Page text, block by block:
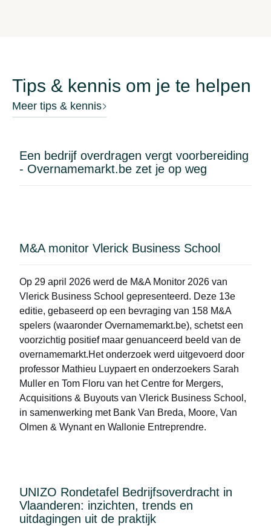
Tips & kennis om je te helpen
Meer tips & kennis
Een bedrijf overdragen vergt voorbereiding
- Overnamemarkt.be zet je op weg
M&A monitor Vlerick Business School
Op 29 april 2026 werd de M&A Monitor 2026 van
Vlerick Business School gepresenteerd. Deze 13e
editie, gebaseerd op een bevraging van 158 M&A
spelers (waaronder Overnamemarkt.be), schetst een
voorzichtig positief maar genuanceerd beeld van de
overnamemarkt.Het onderzoek werd uitgevoerd door
professor Mathieu Luypaert en onderzoekers Sarah
Muller en Tom Floru van het Centre for Mergers,
Acquisitions & Buyouts van Vlerick Business School,
in samenwerking met Bank Van Breda, Moore, Van
Olmen & Wynant en Wallonie Entreprendre.
UNIZO Rondetafel Bedrijfsoverdracht in
Vlaanderen: inzichten, trends en
uitdagingen uit de praktijk